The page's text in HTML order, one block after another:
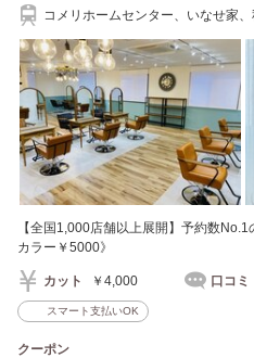
コメリホームセンター、いなせ家
【全国1,000店舗以上展開】予約数
カラー￥5000》
カット ￥4,000 口コミ
スマート支払いOK
クーポン